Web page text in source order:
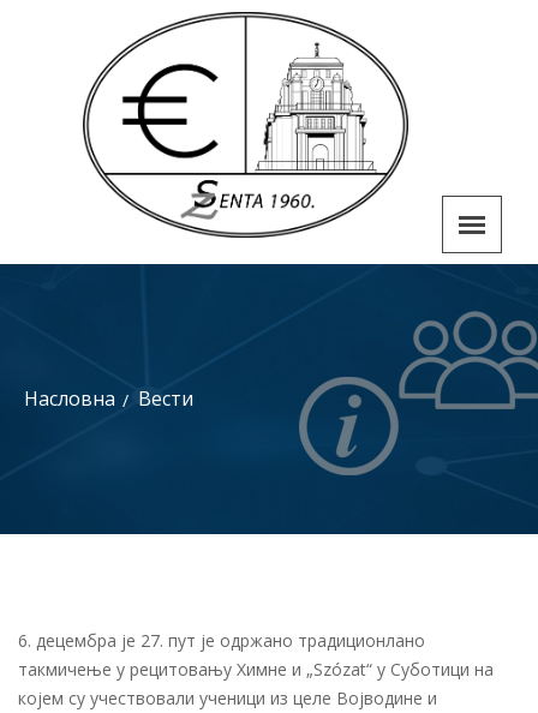
Насловна Вести
6. децембра је 27. пут је одржано традиционлано
такмичење у рецитовању Химне и „Szózat“ у Суботици на
којем су учествовали ученици из целе Војводине и